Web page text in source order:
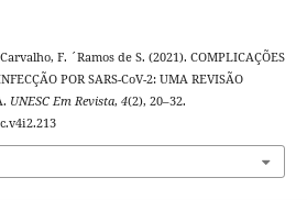
F. ´Ramos de S. (2021). COMPLICAÇÕES
POR SARS-CoV-2: UMA REVISÃO
UNESC Em Revista, 4(2), 20–32.